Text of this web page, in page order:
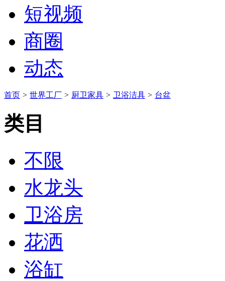
短视频
商圈
动态
首页 > 世界工厂 > 厨卫家具 > 卫浴洁具 > 台盆
类目
不限
水龙头
卫浴房
花洒
浴缸